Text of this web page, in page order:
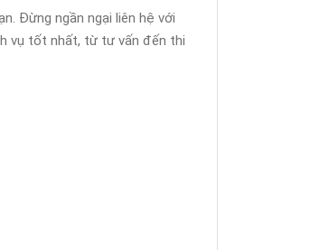
Đừng ngần ngại liên hệ với
vụ tốt nhất, từ tư vấn đến thi